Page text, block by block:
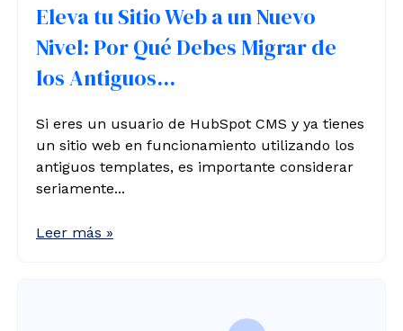
Eleva tu Sitio Web a un Nuevo
Nivel: Por Qué Debes Migrar de
los Antiguos...
Si eres un usuario de HubSpot CMS y ya tienes
un sitio web en funcionamiento utilizando los
antiguos templates, es importante considerar
seriamente...
Leer más »